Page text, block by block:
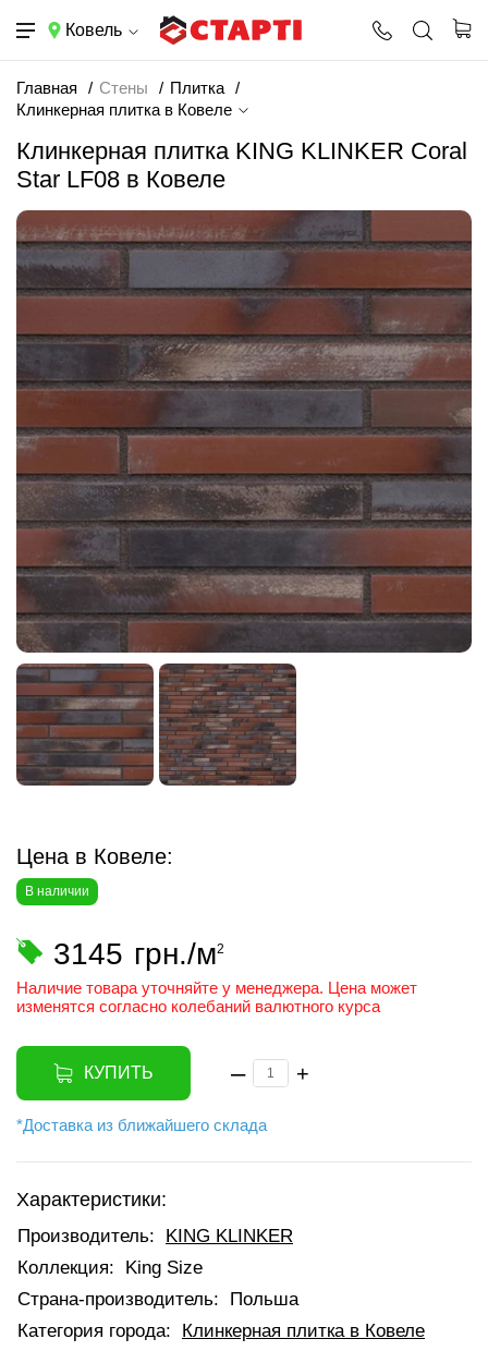
Ковель
Главная Стены
Плитка
Клинкерная плитка в Ковеле
Клинкерная плитка KING KLINKER Coral
Star LF08 в Ковеле
Цена в Ковеле:
В наличии
3145 грн./м2
Наличие товара уточняйте у менеджера. Цена может
изменятся согласно колебаний валютного курса
КУПИТЬ – +
*Доставка из ближайшего склада
Характеристики:
Производитель:
KING KLINKER
Коллекция:
King Size
Страна-производитель:
Польша
Категория города:
Клинкерная плитка в Ковеле